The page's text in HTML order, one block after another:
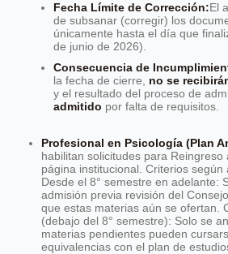
Fecha Límite de Corrección:El
de subsanar (corregir) los
únicamente hasta el día que
de junio de 2026).
Consecuencia de
la fecha de cierre, no se
y el resultado del proceso de
admitido por falta de requisitos.
Profesional en Psicología (Plan
habilitan solicitudes para Reingreso
página institucional. Criterios según
Desde el 8° semestre en adelante:
admisión previa revisión del
que estas materias aún se ofertan.
(debajo del 8° semestre): Solo se
materias pendientes pueden
equivalencias con el plan de